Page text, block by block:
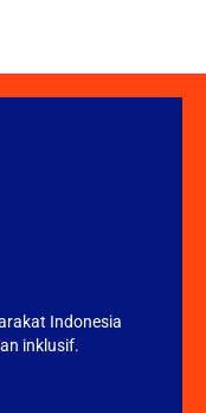
Indonesia
inklusif.
kesehatan
Anda akan